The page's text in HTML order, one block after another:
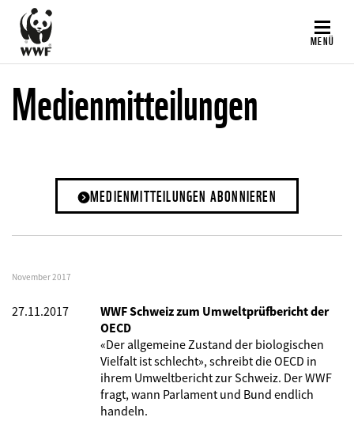
Direkt
zum
Inhalt
MENÜ
Medienmitteilungen
MEDIENMITTEILUNGEN ABONNIEREN
November 2017
27.11.2017
WWF Schweiz zum Umweltprüfbericht der
OECD
«Der allgemeine Zustand der biologischen
Vielfalt ist schlecht», schreibt die OECD in
ihrem Umweltbericht zur Schweiz. Der WWF
fragt, wann Parlament und Bund endlich
handeln.